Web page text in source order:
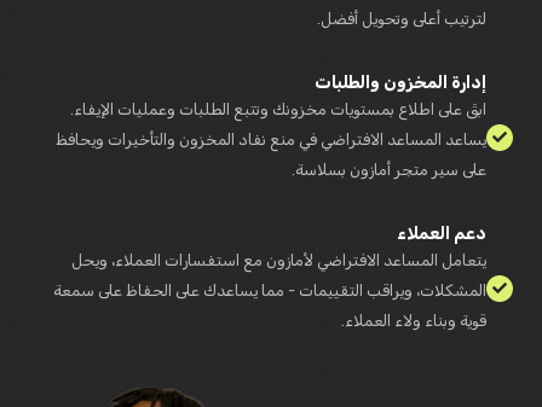
لترتيب أعلى وتحويل أفضل.
إدارة المخزون والطلبات
ابقَ على اطلاع بمستويات مخزونك وتتبع الطلبات وعمليات الإيفاء.
يساعد المساعد الافتراضي في منع نفاد المخزون والتأخيرات ويحافظ
على سير متجر أمازون بسلاسة.
دعم العملاء
يتعامل المساعد الافتراضي لأمازون مع استفسارات العملاء، ويحل
المشكلات، ويراقب التقييمات - مما يساعدك على الحفاظ على سمعة
قوية وبناء ولاء العملاء.